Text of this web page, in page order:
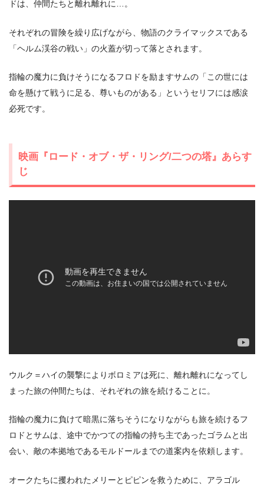
出典: U-NEXT
＼＼31日間無料!!お試し解約もOK／／
ドは、仲間たちと離れ離れに…。
それぞれの冒険を繰り広げながら、物語のクライマックスである
「ヘルム渓谷の戦い」の火蓋が切って落とされます。
指輪の魔力に負けそうになるフロドを励ますサムの「この世には
命を懸けて戦うに足る、尊いものがある」というセリフには感涙
必死です。
映画『ロード・オブ・ザ・リング/二つの塔』あらす
じ
ウルク＝ハイの襲撃によりボロミアは死に、離れ離れになってし
まった旅の仲間たちは、それぞれの旅を続けることに。
指輪の魔力に負けて暗黒に落ちそうになりながらも旅を続けるフ
ロドとサムは、途中でかつての指輪の持ち主であったゴラムと出
会い、敵の本拠地であるモルドールまでの道案内を依頼します。
オークたちに攫われたメリーとピピンを救うために、アラゴル